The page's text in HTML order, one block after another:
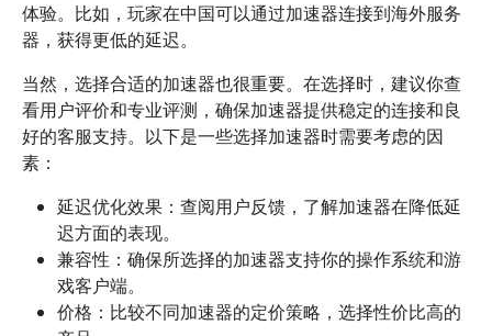
体验。比如，玩家在中国可以通过加速器连接到海外服务
器，获得更低的延迟。
当然，选择合适的加速器也很重要。在选择时，建议你查
看用户评价和专业评测，确保加速器提供稳定的连接和良
好的客服支持。以下是一些选择加速器时需要考虑的因
素：
延迟优化效果：查阅用户反馈，了解加速器在降低延
迟方面的表现。
兼容性：确保所选择的加速器支持你的操作系统和游
戏客户端。
价格：比较不同加速器的定价策略，选择性价比高的